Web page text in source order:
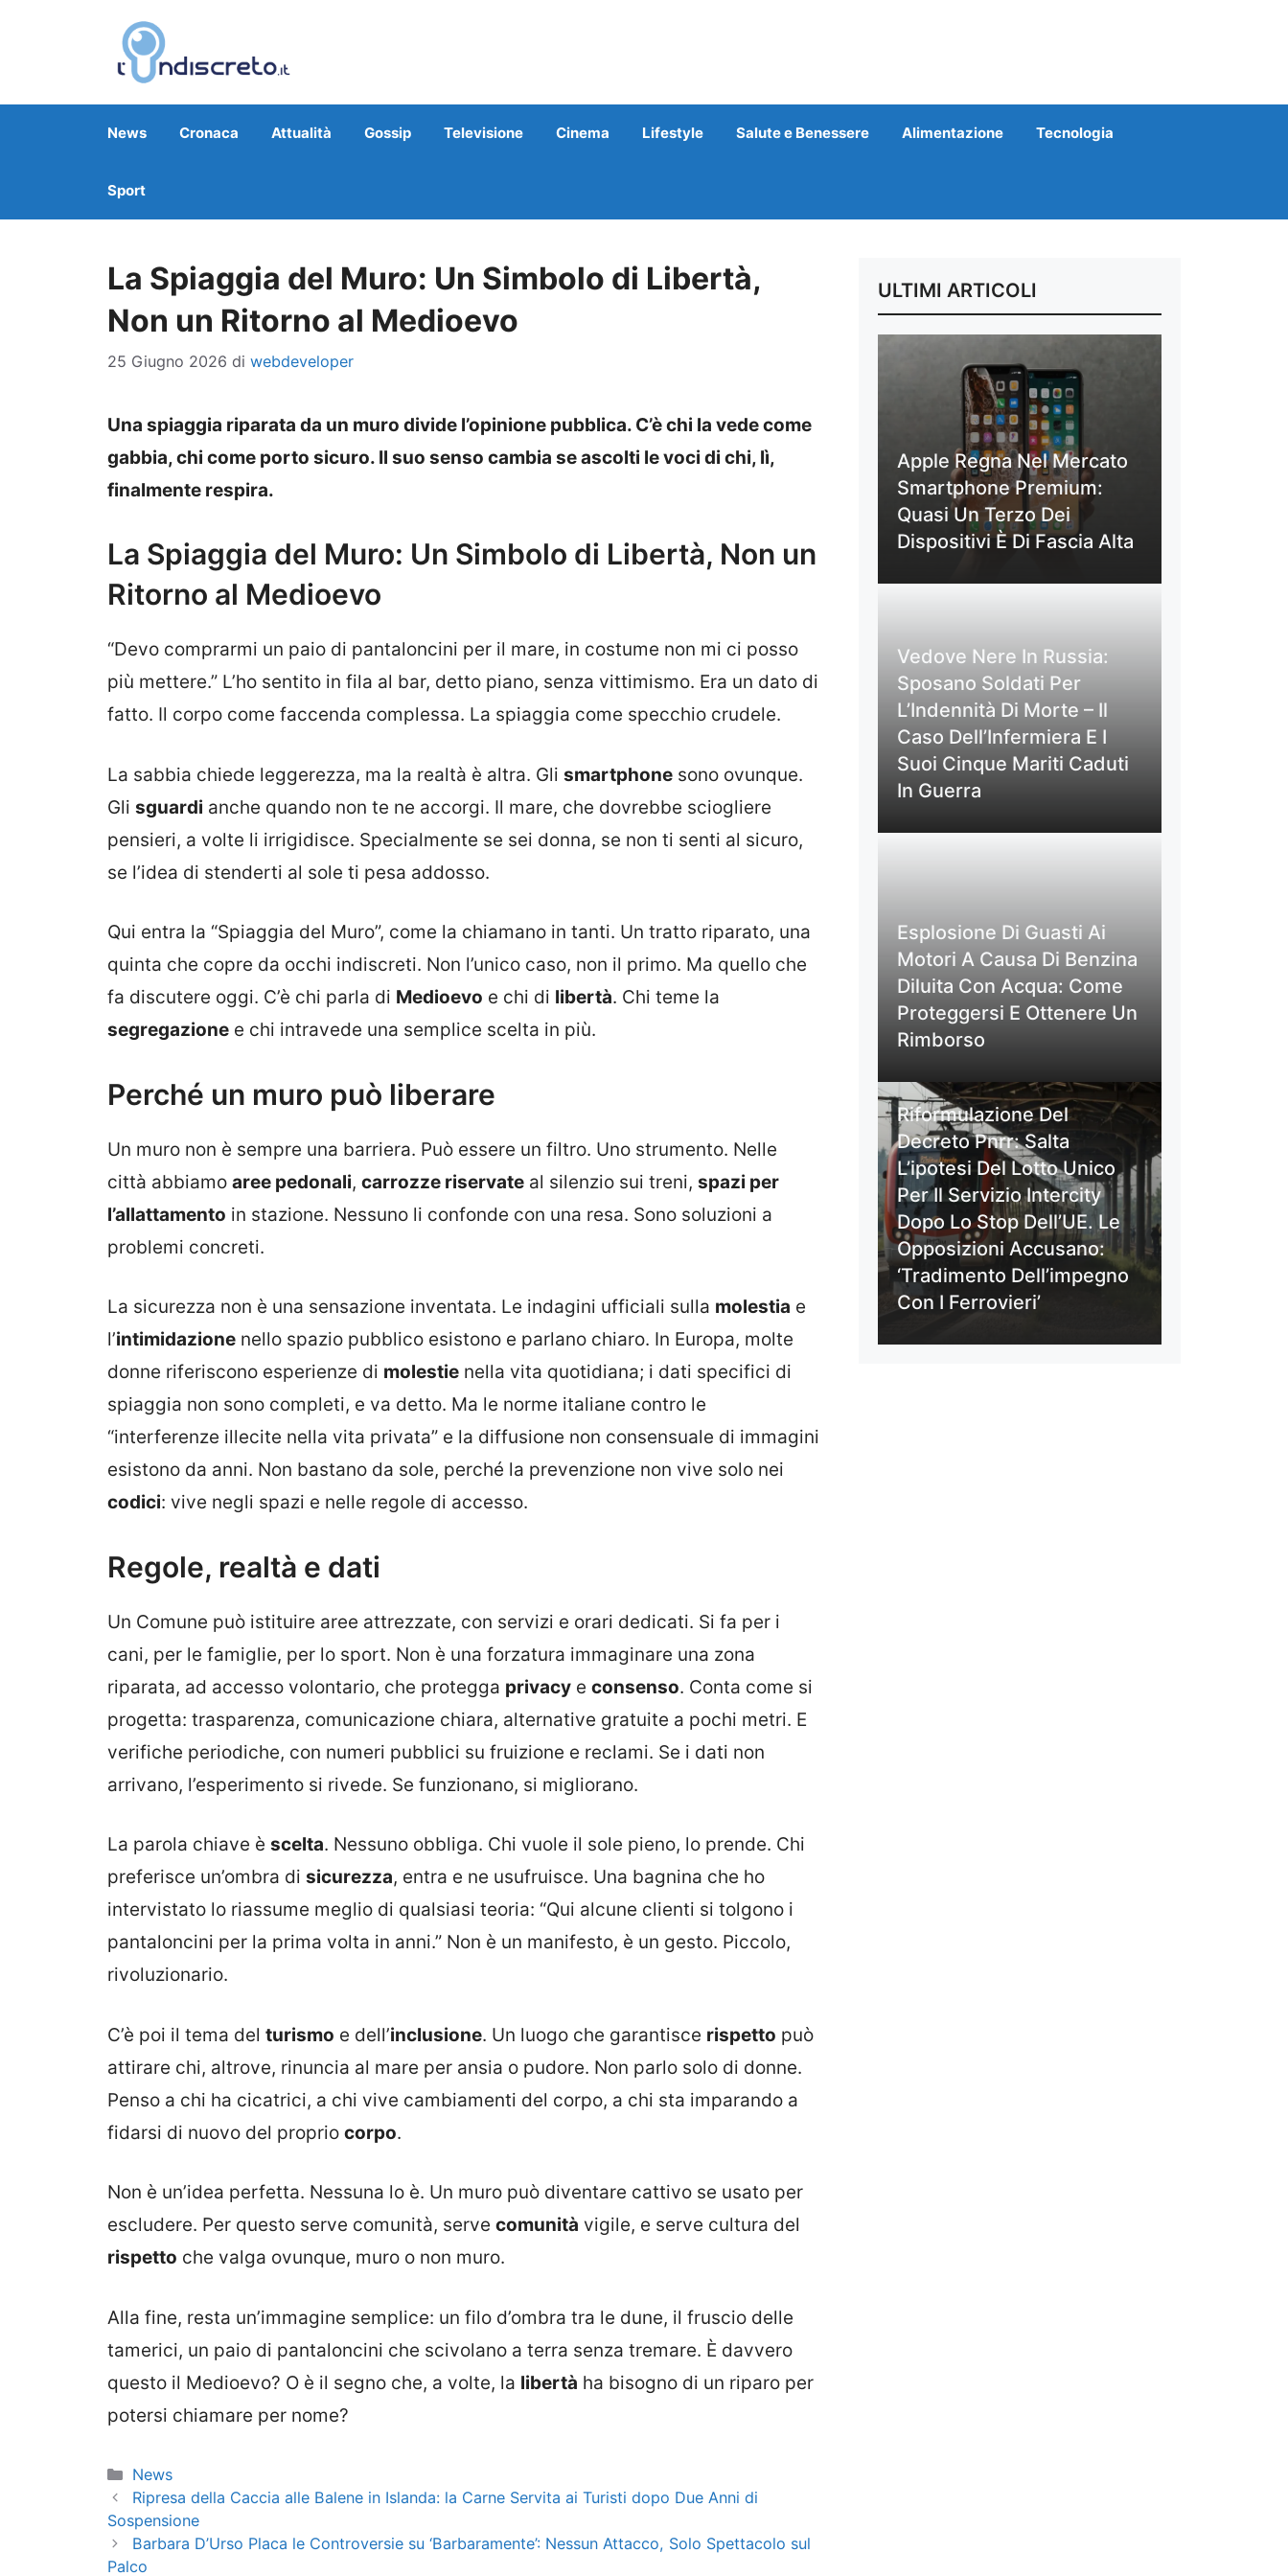
News Cronaca Attualità Gossip Televisione Cinema Lifestyle Salute e Benessere Alimentazione Tecnologia
Sport
La Spiaggia del Muro: Un Simbolo di Libertà,
Non un Ritorno al Medioevo
25 Giugno 2026 di webdeveloper
Una spiaggia riparata da un muro divide l’opinione pubblica. C’è chi la vede come
gabbia, chi come porto sicuro. Il suo senso cambia se ascolti le voci di chi, lì,
finalmente respira.
La Spiaggia del Muro: Un Simbolo di Libertà, Non un
Ritorno al Medioevo
“Devo comprarmi un paio di pantaloncini per il mare, in costume non mi ci posso
più mettere.” L’ho sentito in fila al bar, detto piano, senza vittimismo. Era un dato di
fatto. Il corpo come faccenda complessa. La spiaggia come specchio crudele.
La sabbia chiede leggerezza, ma la realtà è altra. Gli smartphone sono ovunque.
Gli sguardi anche quando non te ne accorgi. Il mare, che dovrebbe sciogliere
pensieri, a volte li irrigidisce. Specialmente se sei donna, se non ti senti al sicuro,
se l’idea di stenderti al sole ti pesa addosso.
Qui entra la “Spiaggia del Muro”, come la chiamano in tanti. Un tratto riparato, una
quinta che copre da occhi indiscreti. Non l’unico caso, non il primo. Ma quello che
fa discutere oggi. C’è chi parla di Medioevo e chi di libertà. Chi teme la
segregazione e chi intravede una semplice scelta in più.
Perché un muro può liberare
Un muro non è sempre una barriera. Può essere un filtro. Uno strumento. Nelle
città abbiamo aree pedonali, carrozze riservate al silenzio sui treni, spazi per
l’allattamento in stazione. Nessuno li confonde con una resa. Sono soluzioni a
problemi concreti.
La sicurezza non è una sensazione inventata. Le indagini ufficiali sulla molestia e
l’intimidazione nello spazio pubblico esistono e parlano chiaro. In Europa, molte
donne riferiscono esperienze di molestie nella vita quotidiana; i dati specifici di
spiaggia non sono completi, e va detto. Ma le norme italiane contro le
“interferenze illecite nella vita privata” e la diffusione non consensuale di immagini
esistono da anni. Non bastano da sole, perché la prevenzione non vive solo nei
codici: vive negli spazi e nelle regole di accesso.
Regole, realtà e dati
Un Comune può istituire aree attrezzate, con servizi e orari dedicati. Si fa per i
cani, per le famiglie, per lo sport. Non è una forzatura immaginare una zona
riparata, ad accesso volontario, che protegga privacy e consenso. Conta come si
progetta: trasparenza, comunicazione chiara, alternative gratuite a pochi metri. E
verifiche periodiche, con numeri pubblici su fruizione e reclami. Se i dati non
arrivano, l’esperimento si rivede. Se funzionano, si migliorano.
La parola chiave è scelta. Nessuno obbliga. Chi vuole il sole pieno, lo prende. Chi
preferisce un’ombra di sicurezza, entra e ne usufruisce. Una bagnina che ho
intervistato lo riassume meglio di qualsiasi teoria: “Qui alcune clienti si tolgono i
pantaloncini per la prima volta in anni.” Non è un manifesto, è un gesto. Piccolo,
rivoluzionario.
C’è poi il tema del turismo e dell’inclusione. Un luogo che garantisce rispetto può
attirare chi, altrove, rinuncia al mare per ansia o pudore. Non parlo solo di donne.
Penso a chi ha cicatrici, a chi vive cambiamenti del corpo, a chi sta imparando a
fidarsi di nuovo del proprio corpo.
Non è un’idea perfetta. Nessuna lo è. Un muro può diventare cattivo se usato per
escludere. Per questo serve comunità, serve comunità vigile, e serve cultura del
rispetto che valga ovunque, muro o non muro.
Alla fine, resta un’immagine semplice: un filo d’ombra tra le dune, il fruscio delle
tamerici, un paio di pantaloncini che scivolano a terra senza tremare. È davvero
questo il Medioevo? O è il segno che, a volte, la libertà ha bisogno di un riparo per
potersi chiamare per nome?
Categorie
News
Ripresa della Caccia alle Balene in Islanda: la Carne Servita ai Turisti dopo Due Anni di
Sospensione
Barbara D’Urso Placa le Controversie su ‘Barbaramente’: Nessun Attacco, Solo Spettacolo sul
Palco
ULTIMI ARTICOLI
Apple Regna Nel Mercato
Smartphone Premium:
Quasi Un Terzo Dei
Dispositivi È Di Fascia Alta
Vedove Nere In Russia:
Sposano Soldati Per
L’Indennità Di Morte – Il
Caso Dell’Infermiera E I
Suoi Cinque Mariti Caduti
In Guerra
Esplosione Di Guasti Ai
Motori A Causa Di Benzina
Diluita Con Acqua: Come
Proteggersi E Ottenere Un
Rimborso
Riformulazione Del
Decreto Pnrr: Salta
L’ipotesi Del Lotto Unico
Per Il Servizio Intercity
Dopo Lo Stop Dell’UE. Le
Opposizioni Accusano:
‘Tradimento Dell’impegno
Con I Ferrovieri’